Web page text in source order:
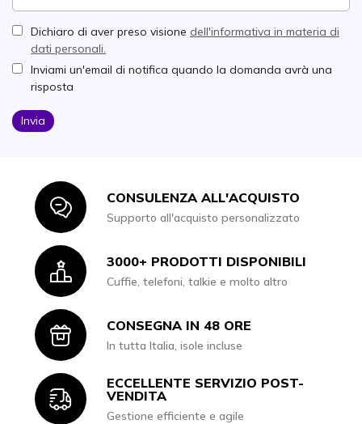
Dichiaro di aver preso visione dell'informativa in materia di
dati personali.
Inviami un'email di notifica quando la domanda avrà una
risposta
Invia
IconCONSULENZA ALL'ACQUISTO
Supporto all'acquisto personalizzato
Icon3000+ PRODOTTI DISPONIBILI
Cuffie, telefoni, talkie e molto altro
IconCONSEGNA IN 48 ORE
In tutta Italia, isole incluse
Icon
ECCELLENTE SERVIZIO POST-
VENDITA
Gestione efficiente e agile